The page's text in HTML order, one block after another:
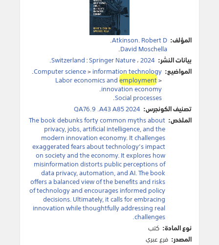
المؤلف: Atkinson. Robert D
.
David Moschella
.
بيانات النشر:
Switzerland:Springer Nature،2024
.
المواضيع:
Computer science>information technology
.
Labor economics andemployment>
innovation economy
.
Social processes
.
تصنيف الكونجرس: QA76.9 .A43 A85 2024
الملخص: The book debunks forty common myths about
privacy, jobs, artificial intelligence, and the
modern innovation economy. It challenges
exaggerated fears about technology’s impact
on society and the economy. It explores how
misinformation distorts public perceptions of
data privacy, automation, and AI. The book
offers a balanced view of the benefits and risks
of technology and encourages informed policy
decisions. Ultimately, it calls for embracing
innovation while thoughtfully addressing real
challenges.
نوع المادة: كتب
المصدر: فرع عبري